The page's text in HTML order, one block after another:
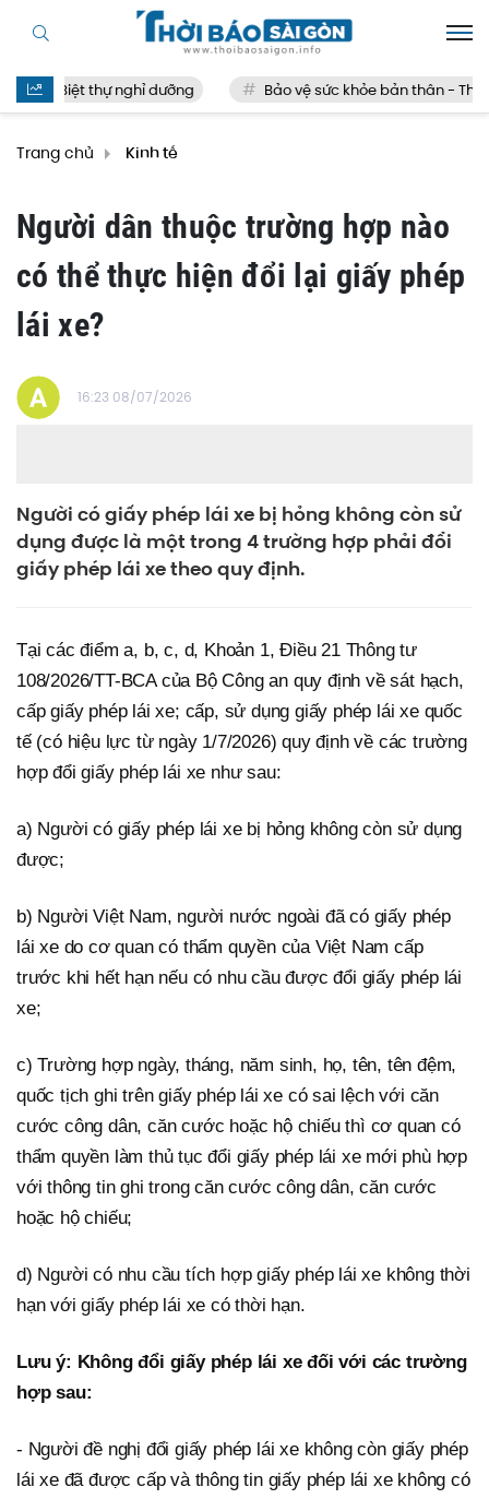
Biệt thự nghỉ dưỡng Bảo vệ sức khỏe bản thân - Thế
Trang chủ Kinh tế
Người dân thuộc trường hợp nào
có thể thực hiện đổi lại giấy phép
lái xe?
16:23 08/07/2026
Người có giấy phép lái xe bị hỏng không còn sử
dụng được là một trong 4 trường hợp phải đổi
giấy phép lái xe theo quy định.
Tại các điểm a, b, c, d, Khoản 1, Điều 21 Thông tư
108/2026/TT-BCA của Bộ Công an quy định về sát hạch,
cấp giấy phép lái xe; cấp, sử dụng giấy phép lái xe quốc
tế (có hiệu lực từ ngày 1/7/2026) quy định về các trường
hợp đổi giấy phép lái xe như sau:
a) Người có giấy phép lái xe bị hỏng không còn sử dụng
được;
b) Người Việt Nam, người nước ngoài đã có giấy phép
lái xe do cơ quan có thẩm quyền của Việt Nam cấp
trước khi hết hạn nếu có nhu cầu được đổi giấy phép lái
xe;
c) Trường hợp ngày, tháng, năm sinh, họ, tên, tên đệm,
quốc tịch ghi trên giấy phép lái xe có sai lệch với căn
cước công dân, căn cước hoặc hộ chiếu thì cơ quan có
thẩm quyền làm thủ tục đổi giấy phép lái xe mới phù hợp
với thông tin ghi trong căn cước công dân, căn cước
hoặc hộ chiếu;
d) Người có nhu cầu tích hợp giấy phép lái xe không thời
hạn với giấy phép lái xe có thời hạn.
Lưu ý: Không đổi giấy phép lái xe đối với các trường
hợp sau:
- Người đề nghị đổi giấy phép lái xe không còn giấy phép
lái xe đã được cấp và thông tin giấy phép lái xe không có